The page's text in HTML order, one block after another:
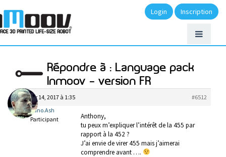
Login Inscription
Répondre à : Language pack
Inmoov – version FR
janvier 14, 2017 à 1:35
#6512
Bruno.Ash
Participant
Anthony,
tu peux m’expliquer l’intérêt de la 455 par
rapport à la 452 ?
J’ai envie de virer 455 mais j’aimerai
comprendre avant ….